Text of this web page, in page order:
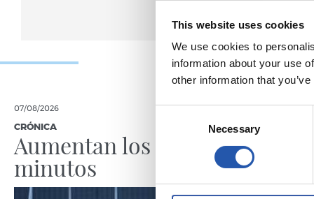
This website uses cookies
We use cookies to
information about your use
other information that
Necessary
07/08/2026
CRÓNICA
Aumentan los
minutos
PRIMER
en